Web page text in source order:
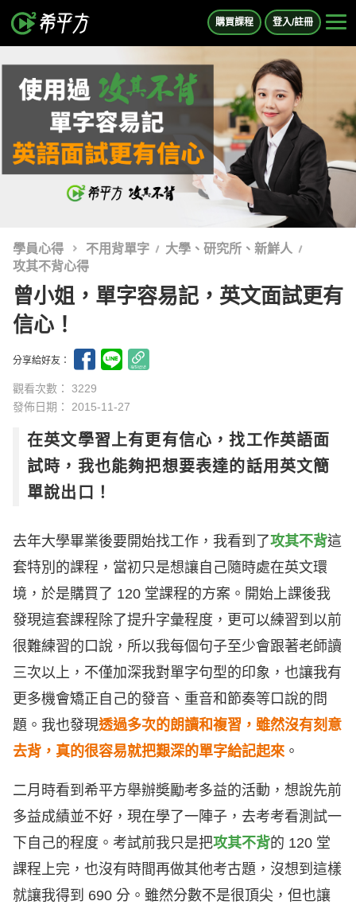
購買課程 登入/註冊
學員心得 不用背單字
大學、研究所、新鮮人
攻其不背心得
曾小姐，單字容易記，英文面試更有
信心！
分享給好友：
觀看次數： 3229
發佈日期： 2015-11-27
在英文學習上有更有信心，找工作英語面
試時，我也能夠把想要表達的話用英文簡
單說出口！
去年大學畢業後要開始找工作，我看到了攻其不背這
套特別的課程，當初只是想讓自己隨時處在英文環
境，於是購買了 120 堂課程的方案。開始上課後我
發現這套課程除了提升字彙程度，更可以練習到以前
很難練習的口說，所以我每個句子至少會跟著老師讀
三次以上，不僅加深我對單字句型的印象，也讓我有
更多機會矯正自己的發音、重音和節奏等口說的問
題。我也發現透過多次的朗讀和複習，雖然沒有刻意
去背，真的很容易就把艱深的單字給記起來。
二月時看到希平方舉辦奬勵考多益的活動，想說先前
多益成績並不好，現在學了一陣子，去考考看測試一
下自己的程度。考試前我只是把攻其不背的 120 堂
課程上完，也沒有時間再做其他考古題，沒想到這樣
就讓我得到 690 分。雖然分數不是很頂尖，但也讓